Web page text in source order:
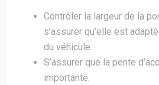
Contrôler la largeur de la
s’assurer qu’elle est
du véhicule.
S’assurer que la pente
importante.